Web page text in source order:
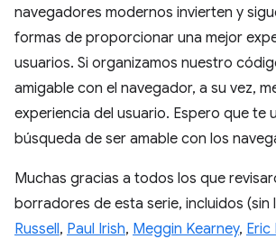
navegadores modernos invierten y
formas de proporcionar una mejor
usuarios. Si organizamos nuestro
amigable con el navegador, a su vez,
experiencia del usuario. Espero que te
búsqueda de ser amable con los
Muchas gracias a todos los que
borradores de esta serie, incluidos (sin
Russell, Paul Irish, Meggin Kearney, Eric